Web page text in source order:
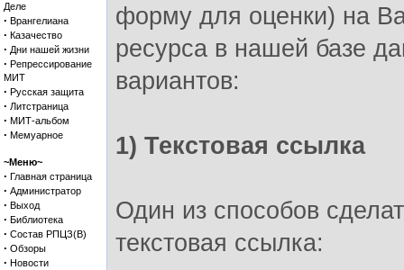
Деле
· Врангелиана
· Казачество
· Дни нашей жизни
· Репрессирование
МИТ
· Русская защита
· Литстраница
· МИТ-альбом
· Мемуарное
~Меню~
· Главная страница
· Администратор
· Выход
· Библиотека
· Состав РПЦЗ(В)
· Обзоры
· Новости
форму для оценки) на
ресурса в нашей базе
вариантов:
1) Текстовая ссылка
Один из способов
текстовая ссылка: